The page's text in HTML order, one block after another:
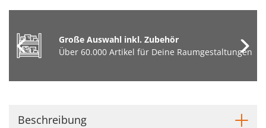
Große Auswahl inkl. Zubehör
Über 60.000 Artikel für Deine Raumgestaltungen
Beschreibung